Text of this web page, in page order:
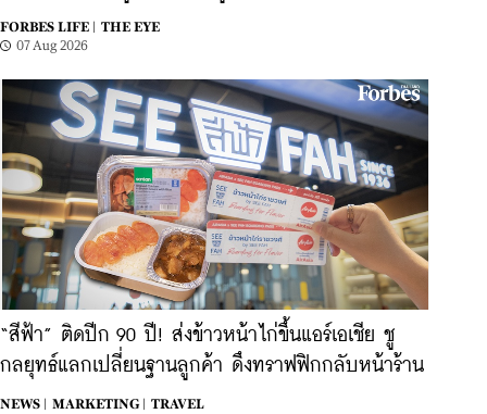
FORBES LIFE |
THE EYE
07 Aug 2026
“สีฟ้า” ติดปีก 90 ปี! ส่งข้าวหน้าไก่ขึ้นแอร์เอเชีย ชู
กลยุทธ์แลกเปลี่ยนฐานลูกค้า ดึงทราฟฟิกกลับหน้าร้าน
NEWS | MARKETING |
TRAVEL